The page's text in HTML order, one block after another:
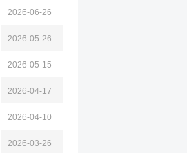
矿
2026-06-26
建筑 土木
2026-05-26
2026-05-15
能动 矿 汉语
2026-04-17
2026-04-10
电气 自动
2026-03-26